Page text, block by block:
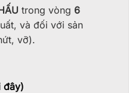
trong vòng 6
và đối với sản
vỡ).
đây)